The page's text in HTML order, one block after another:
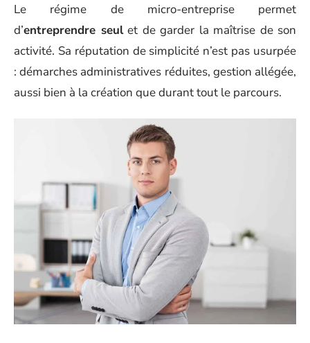
Le régime de micro-entreprise permet
d’entreprendre seulet de garder la maîtrise de son
activité. Sa réputation de simplicité n’est pas usurpée
: démarches administratives réduites, gestion allégée,
aussi bien à la création que durant tout le parcours.